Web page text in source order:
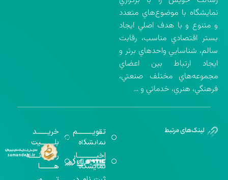
نمايشگاه با موضوع‌هاي متعدد
و متنوع و با هدف اصلي ايجاد
بستر اقتصادي مناسب، رقابت
سالم، شناسايي واحدهاي برتر و
ايجاد ارتباط بين اعضاي
مجموعه‌هاي مختلف صنعتي،
فرهنگي، هنري، خدماتي و …
تقویــــــــــم
نمایشگاه
اخبــــــــــــار
نمایشگاه
خریـــــــد
بلـــــــــیت
رســـــانــــــه
هـــــــــا
گواهینامه‌های
اخذ شده